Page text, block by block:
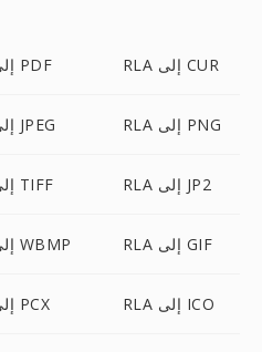
RLA إلى PDF RLA إلى CUR
RLA إلى JPEG RLA إلى PNG
RLA إلى TIFF RLA إلى JP2
RLA إلى WBMP RLA إلى GIF
RLA إلى PCX RLA إلى ICO